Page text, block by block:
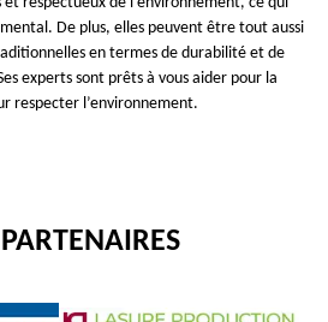
De plus, elles peuvent être tout aussi
en termes de durabilité et de
experts sont prêts à vous aider pour la
respecter l’environnement.